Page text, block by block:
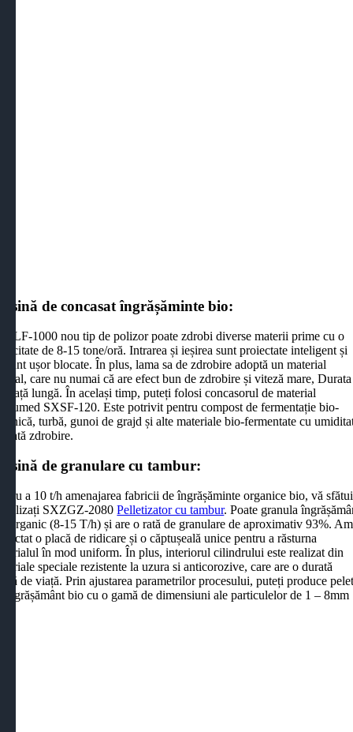
de concasat îngrășăminte bio:
1000 nou tip de polizor poate zdrobi diverse materii prime cu o
de 8-15 tone/oră. Intrarea și ieșirea sunt proiectate inteligent și
sunt ușor blocate. În plus, lama sa de zdrobire adoptă un material
care nu numai că are efect bun de zdrobire și viteză mare, Durata
viață lungă. În același timp, puteți folosi concasorul de material
SXSF-120. Este potrivit pentru compost de fermentație bio-
turbă, gunoi de grajd și alte materiale bio-fermentate cu
zdrobire.
de granulare cu tambur:
a 10 t/h amenajarea fabricii de îngrășăminte organice bio, vă
utilizați SXZGZ-2080Pelletizator cu tambur. Poate granula
organic (8-15 T/h) și are o rată de granulare de aproximativ 93%. Am
o placă de ridicare și o căptușeală unice pentru a răsturna
în mod uniform. În plus, interiorul cilindrului este realizat din
speciale rezistente la uzura si anticorozive, care are o durată
de viață. Prin ajustarea parametrilor procesului, puteți produce
îngrășământ bio cu o gamă de dimensiuni ale particulelor de 1 – 8mm